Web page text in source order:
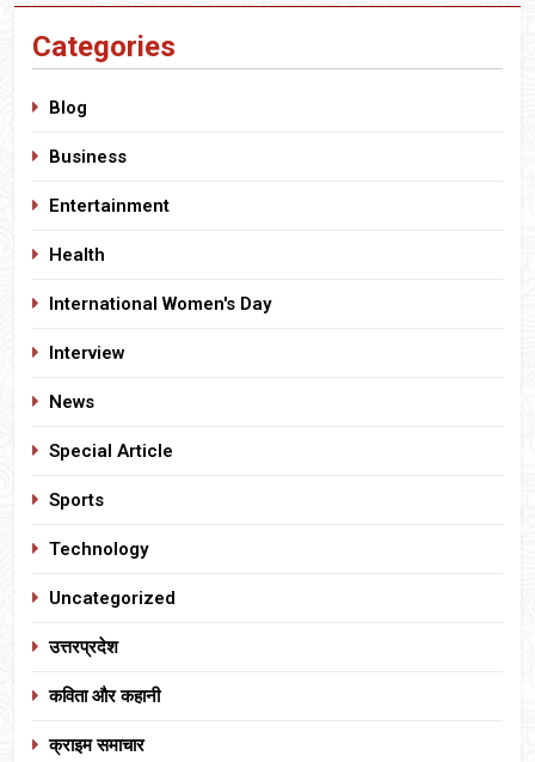
Categories
Blog
Business
Entertainment
Health
International Women's Day
Interview
News
Special Article
Sports
Technology
Uncategorized
उत्तरप्रदेश
कविता और कहानी
क्राइम समाचार